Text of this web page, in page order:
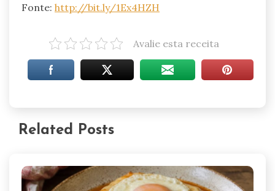
Fonte: http://bit.ly/1Ex4HZH
Avalie esta receita
Related Posts